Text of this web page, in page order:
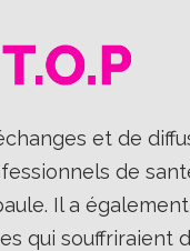
et de
de
Il a
qui souffriraient